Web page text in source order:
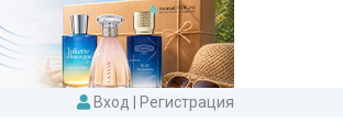
Вход Регистрация